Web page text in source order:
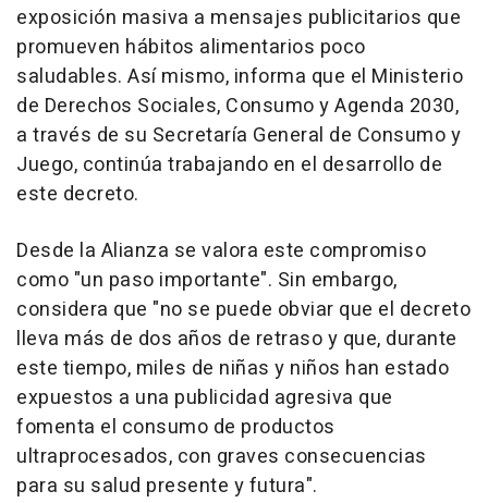
exposición masiva a mensajes publicitarios que
promueven hábitos alimentarios poco
saludables. Así mismo, informa que el Ministerio
de Derechos Sociales, Consumo y Agenda 2030,
a través de su Secretaría General de Consumo y
Juego, continúa trabajando en el desarrollo de
este decreto.
Desde la Alianza se valora este compromiso
como "un paso importante". Sin embargo,
considera que "no se puede obviar que el decreto
lleva más de dos años de retraso y que, durante
este tiempo, miles de niñas y niños han estado
expuestos a una publicidad agresiva que
fomenta el consumo de productos
ultraprocesados, con graves consecuencias
para su salud presente y futura".